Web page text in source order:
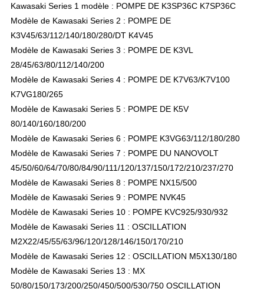
Kawasaki Series 1 modèle : POMPE DE K3SP36C K7SP36C
Modèle de Kawasaki Series 2 : POMPE DE
K3V45/63/112/140/180/280/DT K4V45
Modèle de Kawasaki Series 3 : POMPE DE K3VL
28/45/63/80/112/140/200
Modèle de Kawasaki Series 4 : POMPE DE K7V63/K7V100
K7VG180/265
Modèle de Kawasaki Series 5 : POMPE DE K5V
80/140/160/180/200
Modèle de Kawasaki Series 6 : POMPE K3VG63/112/180/280
Modèle de Kawasaki Series 7 : POMPE DU NANOVOLT
45/50/60/64/70/80/84/90/111/120/137/150/172/210/237/270
Modèle de Kawasaki Series 8 : POMPE NX15/500
Modèle de Kawasaki Series 9 : POMPE NVK45
Modèle de Kawasaki Series 10 : POMPE KVC925/930/932
Modèle de Kawasaki Series 11 : OSCILLATION
M2X22/45/55/63/96/120/128/146/150/170/210
Modèle de Kawasaki Series 12 : OSCILLATION M5X130/180
Modèle de Kawasaki Series 13 : MX
50/80/150/173/200/250/450/500/530/750 OSCILLATION